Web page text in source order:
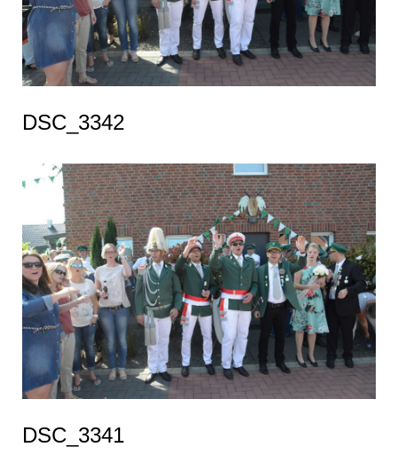
DSC_3342
DSC_3341